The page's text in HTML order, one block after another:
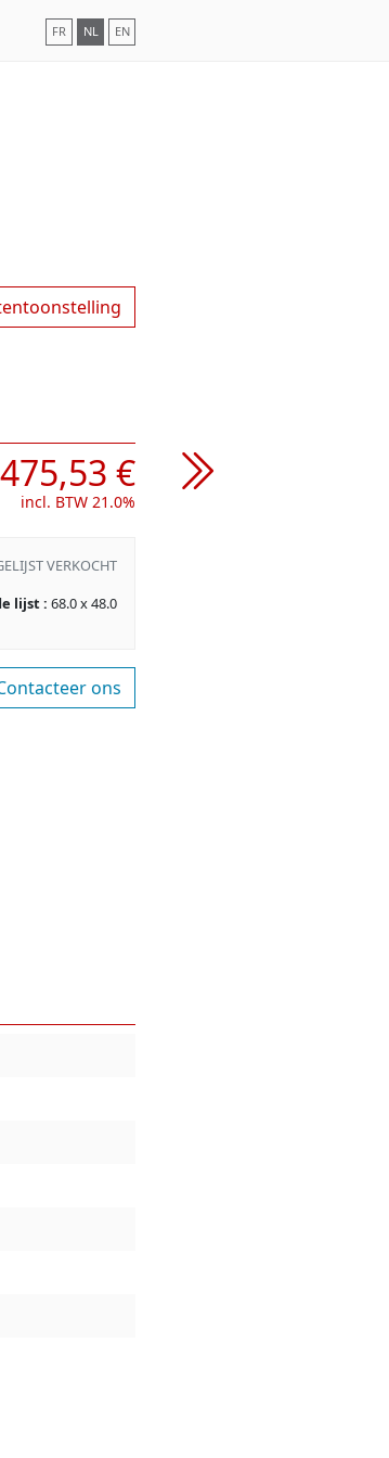
FR NL EN
475,53 €
incl. BTW 21.0%
VERKOCHT
lijst : 68.0 x 48.0
ons